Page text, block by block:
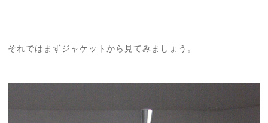
それではまずジャケットから見てみましょう。